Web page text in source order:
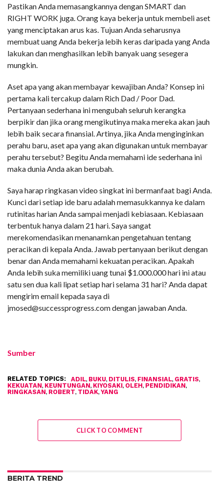
Pastikan Anda memasangkannya dengan SMART dan
RIGHT WORK juga. Orang kaya bekerja untuk membeli aset
yang menciptakan arus kas. Tujuan Anda seharusnya
membuat uang Anda bekerja lebih keras daripada yang Anda
lakukan dan menghasilkan lebih banyak uang sesegera
mungkin.
Aset apa yang akan membayar kewajiban Anda? Konsep ini
pertama kali tercakup dalam Rich Dad / Poor Dad.
Pertanyaan sederhana ini mengubah seluruh kerangka
berpikir dan jika orang mengikutinya maka mereka akan jauh
lebih baik secara finansial. Artinya, jika Anda menginginkan
perahu baru, aset apa yang akan digunakan untuk membayar
perahu tersebut? Begitu Anda memahami ide sederhana ini
maka dunia Anda akan berubah.
Saya harap ringkasan video singkat ini bermanfaat bagi Anda.
Kunci dari setiap ide baru adalah memasukkannya ke dalam
rutinitas harian Anda sampai menjadi kebiasaan. Kebiasaan
terbentuk hanya dalam 21 hari. Saya sangat
merekomendasikan menanamkan pengetahuan tentang
peracikan di kepala Anda. Jawab pertanyaan berikut dengan
benar dan Anda memahami kekuatan peracikan. Apakah
Anda lebih suka memiliki uang tunai $1.000.000 hari ini atau
satu sen dua kali lipat setiap hari selama 31 hari? Anda dapat
mengirim email kepada saya di
jmosed@successprogress.com dengan jawaban Anda.
Sumber
RELATED TOPICS: ADIL, BUKU, DITULIS, FINANSIAL, GRATIS,
KEKUATAN, KEUNTUNGAN, KIYOSAKI, OLEH, PENDIDIKAN,
RINGKASAN, ROBERT, TIDAK, YANG
CLICK TO COMMENT
BERITA TREND